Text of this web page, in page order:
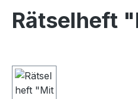
Rätselheft
Bildergalerie überspringen